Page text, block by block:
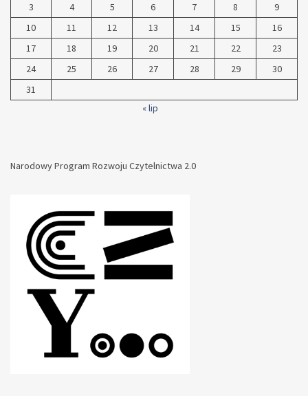
3
4 5 6 7 8
9
10
11 12 13 14 15
16
17
18 19 20 21 22
23
24
25 26 27 28 29
30
31
« lip
Narodowy Program Rozwoju Czytelnictwa 2.0